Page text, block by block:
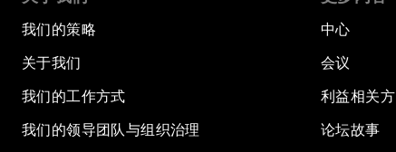
我们的策略
关于我们
我们的工作方式
我们的领导团队与组织治理
中心
会议
利益相关方
论坛故事